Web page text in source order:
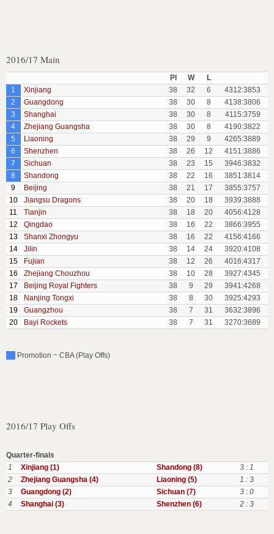
2016/17 Main
Pl W
L
1
Xinjiang 38 32 6
4312:3853
2
Guangdong 38 30 8
4138:3806
3
Shanghai 38 30 8
4115:3759
4
Zhejiang Guangsha 38 30 8
4190:3822
5
Liaoning 38 29 9
4265:3889
6
Shenzhen 38 26 12
4151:3886
7
Sichuan 38 23 15
3946:3832
8
Shandong 38 22 16
3851:3814
9
Beijing 38 21 17
3855:3757
10
Jiangsu Dragons 38 20 18
3939:3888
11
Tianjin 38 18 20
4056:4128
12
Qingdao 38 16 22
3866:3955
13
Shanxi Zhongyu 38 16 22
4156:4166
14
Jilin 38 14 24
3920:4108
15
Fujian 38 12 26
4016:4317
16
Zhejiang Chouzhou 38 10 28
3927:4345
17
Beijing Royal Fighters 38 9 29
3941:4268
18
Nanjing Tongxi 38 8 30
3925:4293
19
Guangzhou 38 7 31
3632:3896
20
Bayi Rockets 38 7 31 3270:3689
Promotion ~ CBA (Play Offs)
2016/17 Play Offs
Quarter-finals
1
Xinjiang (1) Shandong (8)
3 : 1
2
Zhejiang Guangsha (4) Liaoning (5)
1 : 3
3
Guangdong (2) Sichuan (7)
3 : 0
4
Shanghai (3) Shenzhen (6) 2 : 3